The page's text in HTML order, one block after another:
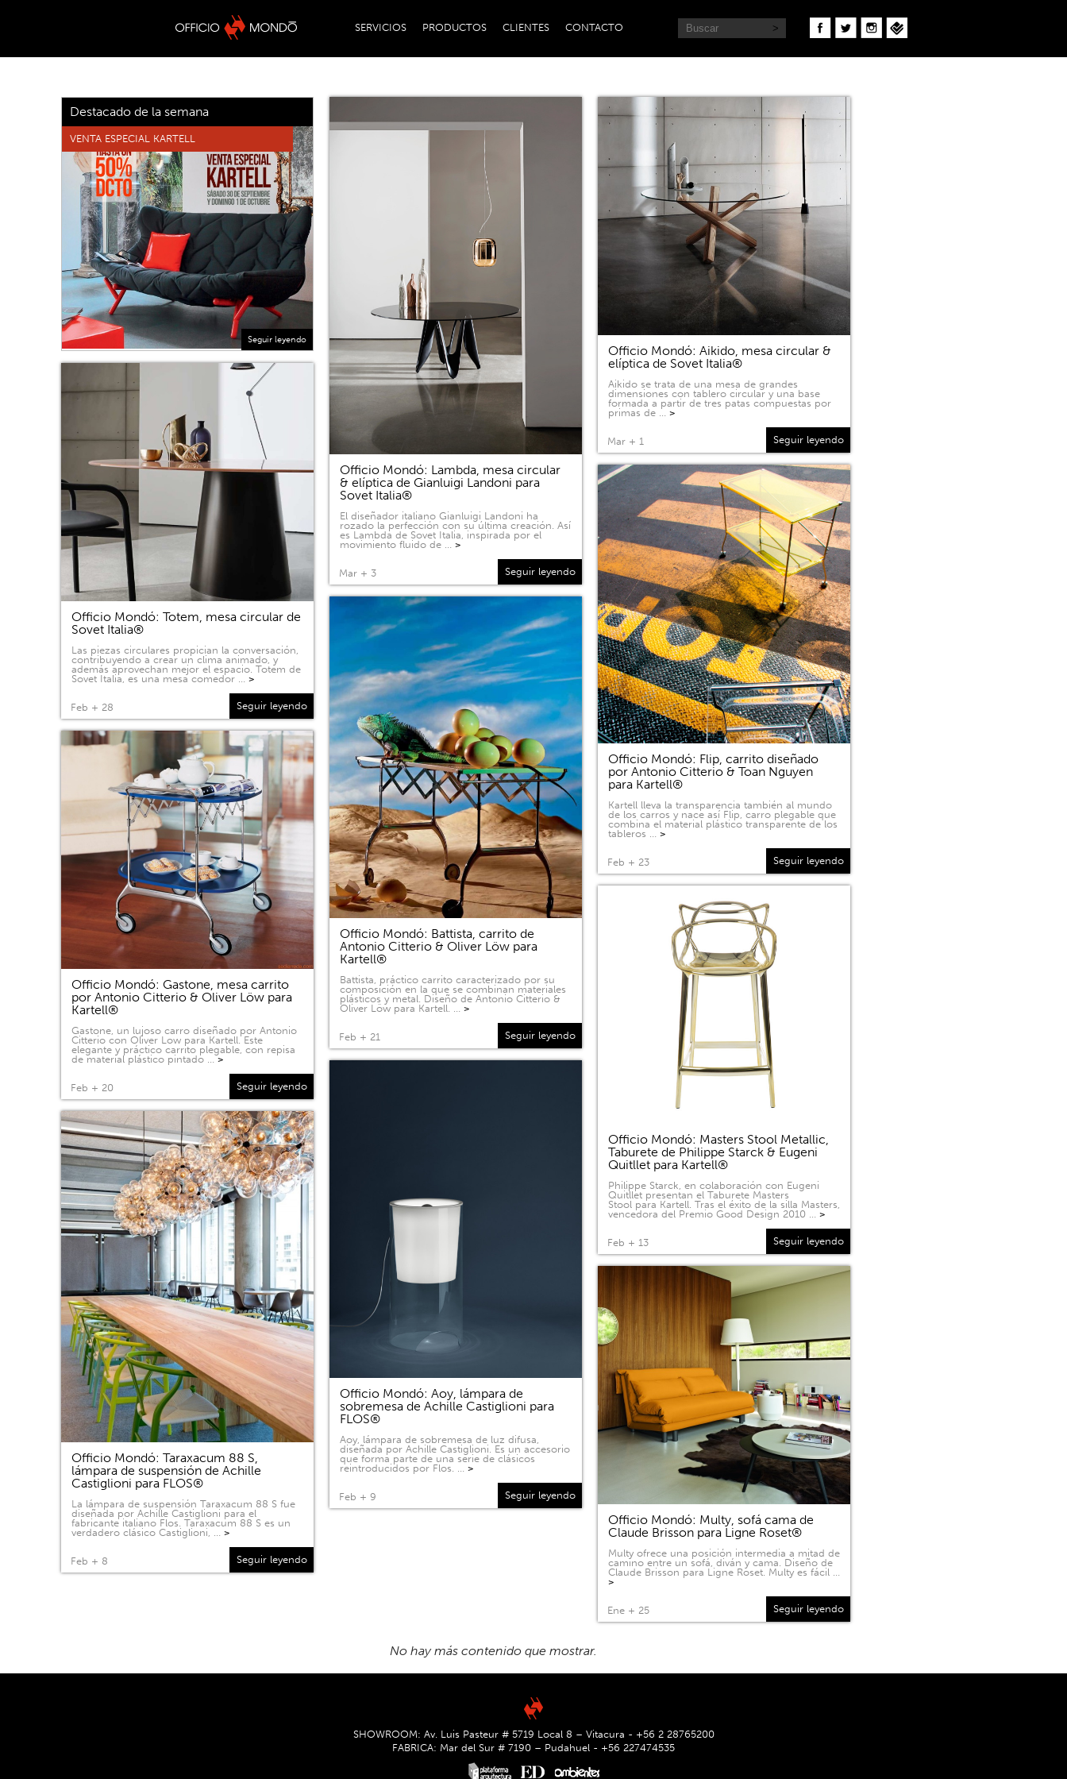
SERVICIOS PRODUCTOS CLIENTES CONTACTO
Destacado de la semana
VENTA ESPECIAL KARTELL
Seguir leyendo
Officio Mondó: Lambda, mesa circular
& elíptica de Gianluigi Landoni para
Sovet Italia®
El diseñador italiano Gianluigi Landoni ha
rozado la perfección con su última creación. Así
es Lambda de Sovet Italia, inspirada por el
movimiento fluido de … >
Mar + 3 Seguir leyendo
Officio Mondó: Aikido, mesa circular &
elíptica de Sovet Italia®
Aikido se trata de una mesa de grandes
dimensiones con tablero circular y una base
formada a partir de tres patas compuestas por
primas de … >
Mar + 1 Seguir leyendo
Officio Mondó: Totem, mesa circular de
Sovet Italia®
Las piezas circulares propician la conversación,
contribuyendo a crear un clima animado, y
además aprovechan mejor el espacio. Totem de
Sovet Italia, es una mesa comedor … >
Feb + 28 Seguir leyendo
Officio Mondó: Flip, carrito diseñado
por Antonio Citterio & Toan Nguyen
para Kartell®
Kartell lleva la transparencia también al mundo
de los carros y nace así Flip, carro plegable que
combina el material plástico transparente de los
tableros … >
Feb + 23 Seguir leyendo
Officio Mondó: Battista, carrito de
Antonio Citterio & Oliver Löw para
Kartell®
Battista, práctico carrito caracterizado por su
composición en la que se combinan materiales
plásticos y metal. Diseño de Antonio Citterio &
Oliver Löw para Kartell. … >
Feb + 21 Seguir leyendo
Officio Mondó: Gastone, mesa carrito
por Antonio Citterio & Oliver Löw para
Kartell®
Gastone, un lujoso carro diseñado por Antonio
Citterio con Oliver Low para Kartell. Este
elegante y práctico carrito plegable, con repisa
de material plástico pintado …>
Feb + 20 Seguir leyendo
Officio Mondó: Masters Stool Metallic,
Taburete de Philippe Starck & Eugeni
Quitllet para Kartell®
Philippe Starck, en colaboración con Eugeni
Quitllet presentan el Taburete Masters
Stool para Kartell. Tras el éxito de la silla Masters,
vencedora del Premio Good Design 2010 … >
Feb + 13 Seguir leyendo
Officio Mondó: Aoy, lámpara de
sobremesa de Achille Castiglioni para
FLOS®
Aoy, lámpara de sobremesa de luz difusa,
diseñada por Achille Castiglioni. Es un accesorio
que forma parte de una serie de clásicos
reintroducidos por Flos. … >
Feb + 9 Seguir leyendo
Officio Mondó: Taraxacum 88 S,
lámpara de suspensión de Achille
Castiglioni para FLOS®
La lámpara de suspensión Taraxacum 88 S fue
diseñada por Achille Castiglioni para el
fabricante italiano Flos. Taraxacum 88 S es un
verdadero clásico Castiglioni, … >
Feb + 8 Seguir leyendo
Officio Mondó: Multy, sofá cama de
Claude Brisson para Ligne Roset®
Multy ofrece una posición intermedia a mitad de
camino entre un sofá, diván y cama. Diseño de
Claude Brisson para Ligne Roset. Multy es fácil …
>
Ene + 25 Seguir leyendo
SHOWROOM: Av. Luis Pasteur # 5719 Local 8 – Vitacura - +56 2 28765200
FABRICA: Mar del Sur # 7190 – Pudahuel - +56 227474535